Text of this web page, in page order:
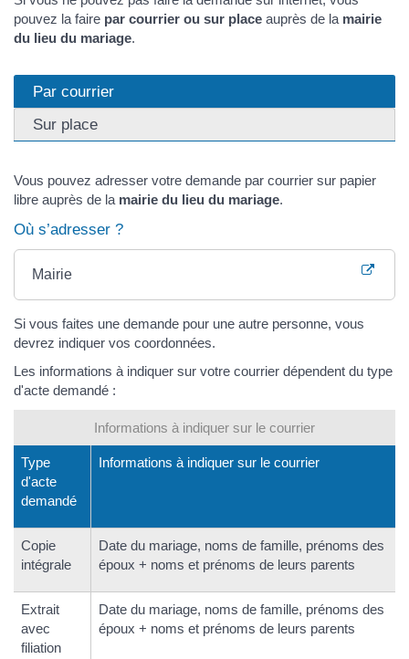
pouvez la faire par courrier ou sur place auprès de la mairie
du lieu du mariage.
Par courrier
Sur place
Vous pouvez adresser votre demande par courrier sur papier
libre auprès de la mairie du lieu du mariage.
Où s’adresser ?
Mairie
Si vous faites une demande pour une autre personne, vous
devrez indiquer vos coordonnées.
Les informations à indiquer sur votre courrier dépendent du type
d'acte demandé :
Informations à indiquer sur le courrier
Type
d'acte
demandé
Informations à indiquer sur le courrier
Copie
intégrale
Date du mariage, noms de famille, prénoms des
époux + noms et prénoms de leurs parents
Extrait
avec
filiation
Date du mariage, noms de famille, prénoms des
époux + noms et prénoms de leurs parents